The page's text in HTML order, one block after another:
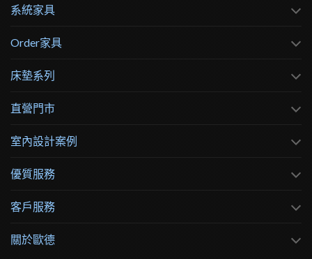
系統家具
Order家具
床墊系列
直營門市
室內設計案例
優質服務
客戶服務
關於歐德